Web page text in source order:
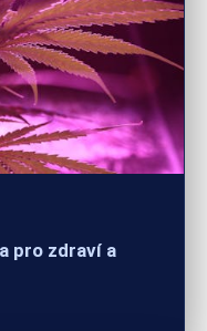
pro zdraví a